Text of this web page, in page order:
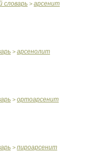
словарь > арсенит
> арсенолит
> ортоарсенит
> пироарсенит